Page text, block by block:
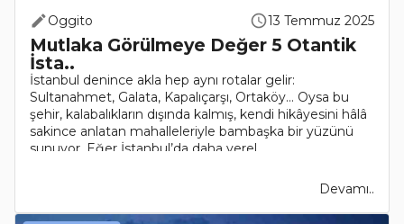
Oggito 13 Temmuz 2025
Mutlaka Görülmeye Değer 5 Otantik
İsta..
İstanbul denince akla hep aynı rotalar gelir:
Sultanahmet, Galata, Kapalıçarşı, Ortaköy... Oysa bu
şehir, kalabalıkların dışında kalmış, kendi hikâyesini hâlâ
sakince anlatan mahalleleriyle bambaşka bir yüzünü
sunuyor. Eğer İstanbul’da daha yerel, ..
Devamı..